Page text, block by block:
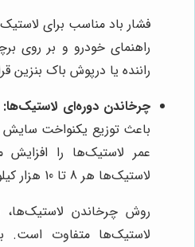
فشار باد مناسب برای
راهنمای خودرو و بر روی
راننده یا درپوش باک بنزین
چرخاندن دوره‌ای لاستیک‌ها:
باعث توزیع یکنواخت
عمر لاستیک‌ها را
لاستیک‌ها هر 8 تا 10 هزار کیلومتر چرخانده شوند.
روش چرخاندن
لاستیک‌ها متفاوت است.